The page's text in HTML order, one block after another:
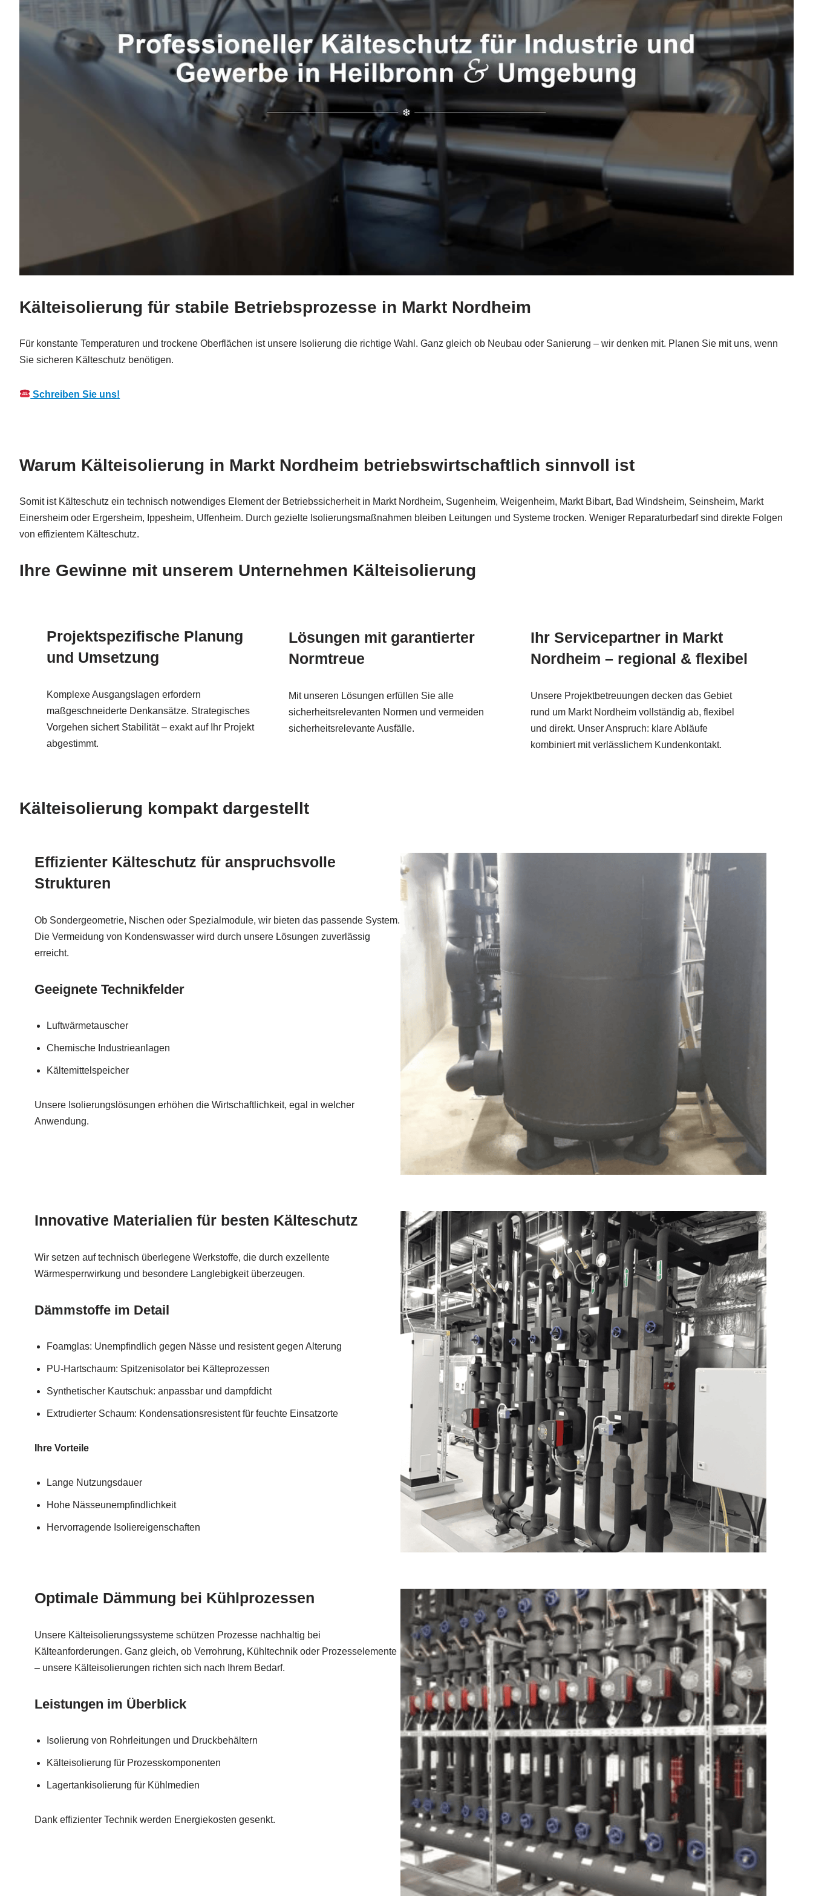
Kälteisolierung für stabile Betriebsprozesse in Markt Nordheim
Für konstante Temperaturen und trockene Oberflächen ist unsere Isolierung die richtige Wahl. Ganz gleich ob Neubau oder Sanierung – wir denken mit. Planen Sie mit uns, wenn
Sie sicheren Kälteschutz benötigen.
Schreiben Sie uns!
Warum Kälteisolierung in Markt Nordheim betriebswirtschaftlich sinnvoll ist
Somit ist Kälteschutz ein technisch notwendiges Element der Betriebssicherheit in Markt Nordheim, Sugenheim, Weigenheim, Markt Bibart, Bad Windsheim, Seinsheim, Markt
Einersheim oder Ergersheim, Ippesheim, Uffenheim. Durch gezielte Isolierungsmaßnahmen bleiben Leitungen und Systeme trocken. Weniger Reparaturbedarf sind direkte Folgen
von effizientem Kälteschutz.
Ihre Gewinne mit unserem Unternehmen Kälteisolierung
Projektspezifische Planung
und Umsetzung
Komplexe Ausgangslagen erfordern
maßgeschneiderte Denkansätze. Strategisches
Vorgehen sichert Stabilität – exakt auf Ihr Projekt
abgestimmt.
Lösungen mit garantierter
Normtreue
Mit unseren Lösungen erfüllen Sie alle
sicherheitsrelevanten Normen und vermeiden
sicherheitsrelevante Ausfälle.
Ihr Servicepartner in Markt
Nordheim – regional & flexibel
Unsere Projektbetreuungen decken das Gebiet
rund um Markt Nordheim vollständig ab, flexibel
und direkt. Unser Anspruch: klare Abläufe
kombiniert mit verlässlichem Kundenkontakt.
Kälteisolierung kompakt dargestellt
Effizienter Kälteschutz für anspruchsvolle
Strukturen
Ob Sondergeometrie, Nischen oder Spezialmodule, wir bieten das passende System.
Die Vermeidung von Kondenswasser wird durch unsere Lösungen zuverlässig
erreicht.
Geeignete Technikfelder
Luftwärmetauscher
Chemische Industrieanlagen
Kältemittelspeicher
Unsere Isolierungslösungen erhöhen die Wirtschaftlichkeit, egal in welcher
Anwendung.
Innovative Materialien für besten Kälteschutz
Wir setzen auf technisch überlegene Werkstoffe, die durch exzellente
Wärmesperrwirkung und besondere Langlebigkeit überzeugen.
Dämmstoffe im Detail
Foamglas: Unempfindlich gegen Nässe und resistent gegen Alterung
PU-Hartschaum: Spitzenisolator bei Kälteprozessen
Synthetischer Kautschuk: anpassbar und dampfdicht
Extrudierter Schaum: Kondensationsresistent für feuchte Einsatzorte
Ihre Vorteile
Lange Nutzungsdauer
Hohe Nässeunempfindlichkeit
Hervorragende Isoliereigenschaften
Optimale Dämmung bei Kühlprozessen
Unsere Kälteisolierungssysteme schützen Prozesse nachhaltig bei
Kälteanforderungen. Ganz gleich, ob Verrohrung, Kühltechnik oder Prozesselemente
– unsere Kälteisolierungen richten sich nach Ihrem Bedarf.
Leistungen im Überblick
Isolierung von Rohrleitungen und Druckbehältern
Kälteisolierung für Prozesskomponenten
Lagertankisolierung für Kühlmedien
Dank effizienter Technik werden Energiekosten gesenkt.